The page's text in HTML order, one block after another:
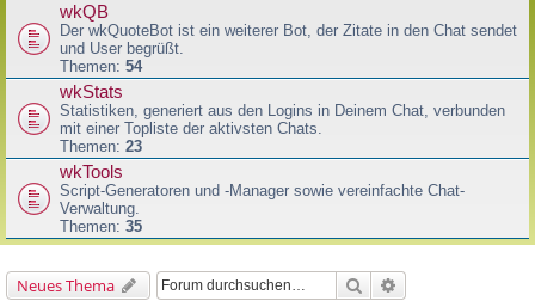
wkQB
Der wkQuoteBot ist ein weiterer Bot, der Zitate in den Chat sendet
und User begrüßt.
Themen: 54
wkStats
Statistiken, generiert aus den Logins in Deinem Chat, verbunden
mit einer Topliste der aktivsten Chats.
Themen: 23
wkTools
Script-Generatoren und -Manager sowie vereinfachte Chat-
Verwaltung.
Themen: 35
Neues Thema Suche